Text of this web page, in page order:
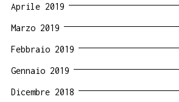
Aprile 2019
Marzo 2019
Febbraio 2019
Gennaio 2019
Dicembre 2018